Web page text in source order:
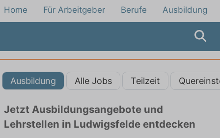
Home Für Arbeitgeber Berufe Ausbildung
Ausbildung Alle Jobs Teilzeit
Jetzt Ausbildungsangebote und
Lehrstellen in Ludwigsfelde entdecken